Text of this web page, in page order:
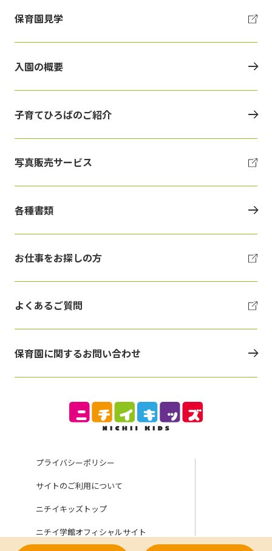
プライバシーポリシー
サイトのご利用について
ニチイキッズトップ
ニチイ学館オフィシャルサイト
保育園見学
入園の概要
子育てひろばのご紹介
写真販売サービス
各種書類
お仕事をお探しの方
よくあるご質問
保育園に関するお問い合わせ